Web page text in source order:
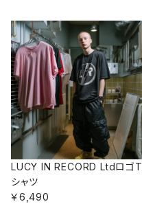
LUCY IN RECORD LtdロゴT
シャツ
￥6,490